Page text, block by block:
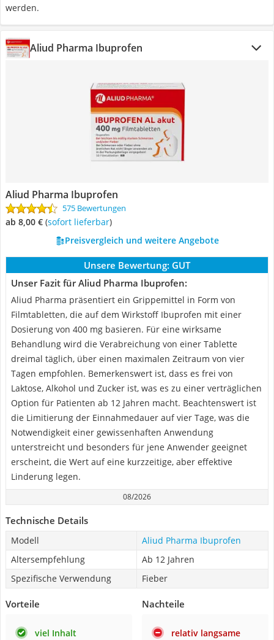
werden.
Aliud Pharma Ibuprofen
Aliud Pharma Ibuprofen
575 Bewertungen
ab 8,00 € ( Sofort lieferbar)
Preisvergleich und weitere Angebote
Unsere Bewertung: GUT
Unser Fazit für Aliud Pharma Ibuprofen:
Aliud Pharma präsentiert ein Grippemittel in Form von
Filmtabletten, die auf dem Wirkstoff Ibuprofen mit einer
Dosierung von 400 mg basieren. Für eine wirksame
Behandlung wird die Verabreichung von einer Tablette
dreimal täglich, über einen maximalen Zeitraum von vier
Tagen empfohlen. Bemerkenswert ist, dass es frei von
Laktose, Alkohol und Zucker ist, was es zu einer verträglichen
Option für Patienten ab 12 Jahren macht. Beachtenswert ist
die Limitierung der Einnahmedauer auf vier Tage, was die
Notwendigkeit einer gewissenhaften Anwendung
unterstreicht und besonders für jene Anwender geeignet
erscheint, die Wert auf eine kurzzeitige, aber effektive
Linderung legen.
08/2026
Technische Details
Modell
Aliud Pharma Ibuprofen
Altersempfehlung
Ab 12 Jahren
Spezifische Verwendung
Fieber
Vorteile
viel Inhalt
Nachteile
relativ langsame